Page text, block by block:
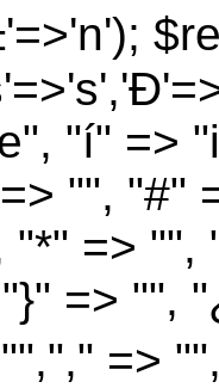
"í" =>
"", "#"
"*" =>
=> "",
=>